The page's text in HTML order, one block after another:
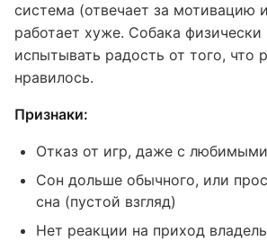
система (отвечает за мотивацию
работает хуже. Собака физически
испытывать радость от того, что
нравилось.
Признаки:
Отказ от игр, даже с
Сон дольше обычного, или
сна (пустой взгляд)
Нет реакции на приход